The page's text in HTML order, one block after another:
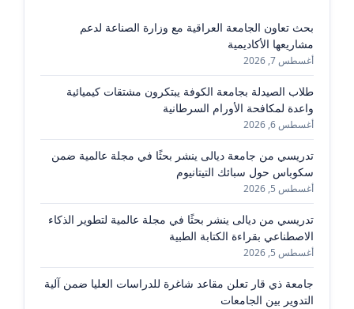
بحث تعاون الجامعة العراقية مع وزارة الصناعة لدعم
مشاريعها الأكاديمية
أغسطس 7, 2026
طلاب الصيدلة بجامعة الكوفة يبتكرون مشتقات كيميائية
واعدة لمكافحة الأورام السرطانية
أغسطس 6, 2026
تدريسي من جامعة ديالى ينشر بحثًا في مجلة عالمية ضمن
سكوباس حول سبائك التيتانيوم
أغسطس 5, 2026
تدريسي من ديالى ينشر بحثًا في مجلة عالمية لتطوير الذكاء
الاصطناعي بقراءة الكتابة الطبية
أغسطس 5, 2026
جامعة ذي قار تعلن مقاعد شاغرة للدراسات العليا ضمن آلية
التدوير بين الجامعات